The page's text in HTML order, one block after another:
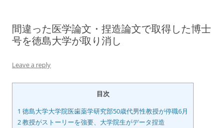
間違った医学論文・捏造論文で取得した博士
号を徳島大学が取り消し
Leave a reply
目次
1 徳島大学大学院医歯薬学研究部50歳代男性教授が停職6月
2教授がストーリーを強要、大学院生がデータ捏造